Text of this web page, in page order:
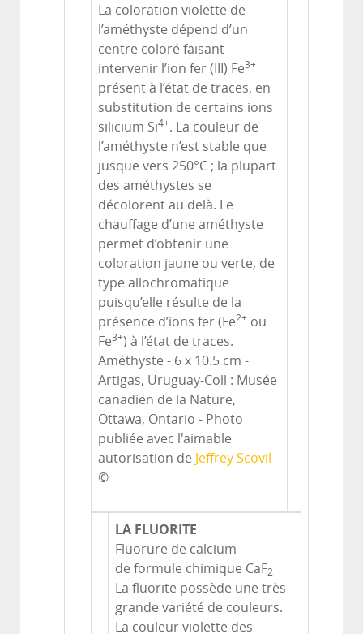
La coloration violette de
l’améthyste dépend d’un
centre coloré faisant
intervenir l’ion fer (III) Fe3+
présent à l’état de traces, en
substitution de certains ions
silicium Si4+. La couleur de
l’améthyste n’est stable que
jusque vers 250°C ; la plupart
des améthystes se
décolorent au delà. Le
chauffage d’une améthyste
permet d’obtenir une
coloration jaune ou verte, de
type allochromatique
puisqu’elle résulte de la
présence d’ions fer (Fe2+ ou
Fe3+) à l’état de traces.
Améthyste - 6 x 10.5 cm -
Artigas, Uruguay-Coll : Musée
canadien de la Nature,
Ottawa, Ontario - Photo
publiée avec l'aimable
autorisation de Jeffrey Scovil
©
LA FLUORITE
Fluorure de calcium
de formule chimique CaF2
La fluorite possède une très
grande variété de couleurs.
La couleur violette des